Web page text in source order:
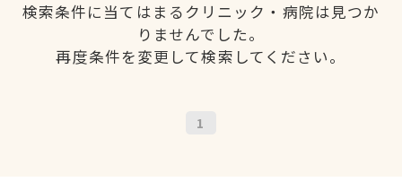
検索条件に当てはまるクリニック・病院は見つか
りませんでした。
再度条件を変更して検索してください。
1